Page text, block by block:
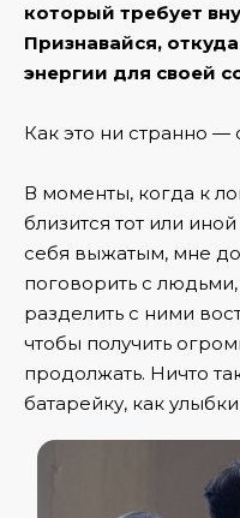
который требует
Признавайся,
энергии для своей
Как это ни странно
В моменты, когда к
близится тот или
себя выжатым, мне
поговорить с
разделить с ними
чтобы получить
продолжать. Ничто
батарейку, как